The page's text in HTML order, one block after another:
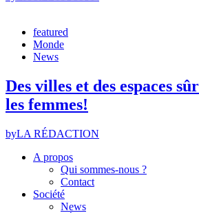
featured
Monde
News
Des villes et des espaces
les femmes!
byLA RÉDACTION
A propos
Qui sommes-nous ?
Contact
Société
News